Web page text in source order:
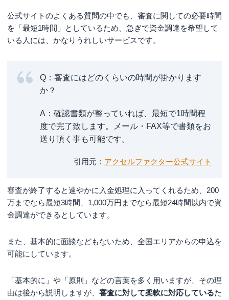
公式サイトのよくある質問の中でも、審査に関しての必要時間
を「最短1時間」としているため、急ぎで資金調達を希望して
いる人には、かなりうれしいサービスです。
Q：審査にはどのくらいの時間が掛かります
か？
A：確認書類が整っていれば、最短で1時間程
度で完了致します。メール・FAX等で書類をお
送り頂く事も可能です。
引用元 アクセルファクター公式サイト
審査が終了すると速やかに入金処理に入ってくれるため、200
万までなら最短3時間、1,000万円までなら最短24時間以内で資
金調達ができるとしています。
また、基本的に面談などもないため、全国エリアからの申込を
可能にしています。
「基本的に」や「原則」などの言葉を多く用いますが、その理
由は後から説明しますが、 審査に対して柔軟に対応しているた